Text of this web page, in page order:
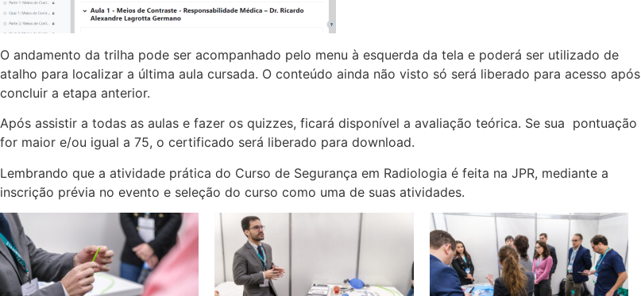
O andamento da trilha pode ser acompanhado pelo menu à esquerda da tela e poderá ser utilizado de
atalho para localizar a última aula cursada. O conteúdo ainda não visto só será liberado para acesso após
concluir a etapa anterior.
Após assistir a todas as aulas e fazer os quizzes, ficará disponível a avaliação teórica. Se sua pontuação
for maior e/ou igual a 75, o certificado será liberado para download.
Lembrando que a atividade prática do Curso de Segurança em Radiologia é feita na JPR, mediante a
inscrição prévia no evento e seleção do curso como uma de suas atividades.